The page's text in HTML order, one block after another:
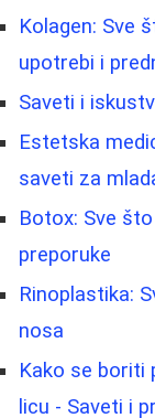
Kolagen: Sve
upotrebi i
Saveti i
Estetska
saveti za
Botox: Sve
preporuke
Rinoplastika:
nosa
Kako se boriti
licu - Saveti i